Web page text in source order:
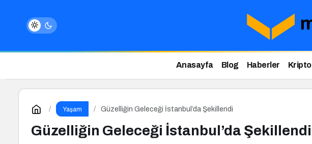
Anasayfa Blog Haberler Kripto
Yaşam Güzelliğin Geleceği İstanbul’da Şekillendi
Güzelliğin Geleceği İstanbul’da Şekillendi